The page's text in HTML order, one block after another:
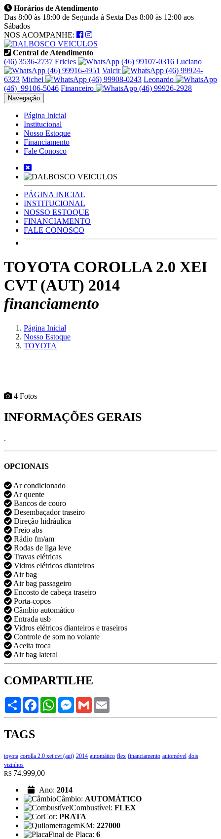
Horários de Atendimento
Das 8:00 às 18:00 de Segunda à Sexta Das 8:00 às 12:00 aos
Sábados
NOS ACOMPANHE:
Central de Atendimento
(46) 3536-2737 Ericles (46) 99107-0316 Luciano
(46) 99916-4951 Valcir
(46) 99924-
6323 Michel (46) 99908-0243 Leonardo
(46) 99106‑5046 Financeiro (46) 99926-2928
Navegação
Página Inicial
Institucional
Nosso Estoque
Financiamento
Fale Conosco
PÁGINA INICIAL
INSTITUCIONAL
NOSSO ESTOQUE
FINANCIAMENTO
FALE CONOSCO
TOYOTA COROLLA 2.0 XEI
CVT (AUT) 2014
financiamento
Página Inicial
Nosso Estoque
TOYOTA
4 Fotos
INFORMAÇÕES GERAIS
.
OPCIONAIS
Ar condicionado
Ar quente
Bancos de couro
Desembaçador traseiro
Direção hidráulica
Freio abs
Rádio fm/am
Rodas de liga leve
Travas elétricas
Vidros elétricos dianteiros
Air bag
Air bag passageiro
Encosto de cabeça traseiro
Porta-copos
Câmbio automático
Entrada usb
Vidros elétricos dianteiros e traseiros
Controle de som no volante
Aceita troca
Air bag lateral
COMPARTILHE
Share FacebookWhatsAppMessenger
Gmail
TAGS
toyota corolla 2.0 xei cvt (aut) 2014 automático flex financiamento automóvel dois
vizinhos
R$ 74.999,00
Ano: 2014
Câmbio: AUTOMÁTICO
Combustível: FLEX
Cor: PRATA
KM: 227000
Final de Placa: 6